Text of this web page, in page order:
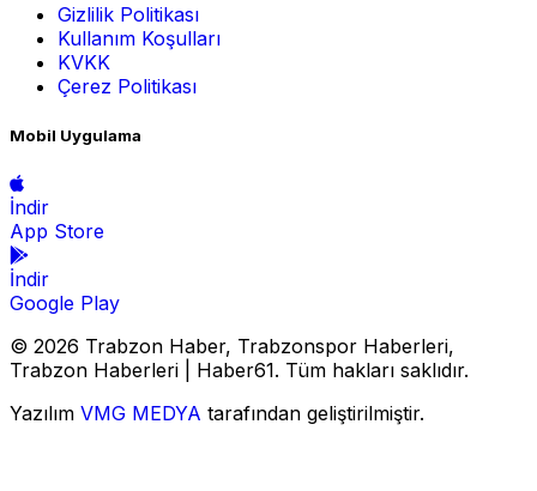
Gizlilik Politikası
Kullanım Koşulları
KVKK
Çerez Politikası
Mobil Uygulama
İndir
App Store
İndir
Google Play
© 2026 Trabzon Haber, Trabzonspor Haberleri,
Trabzon Haberleri | Haber61. Tüm hakları saklıdır.
Yazılım VMG MEDYA tarafından geliştirilmiştir.